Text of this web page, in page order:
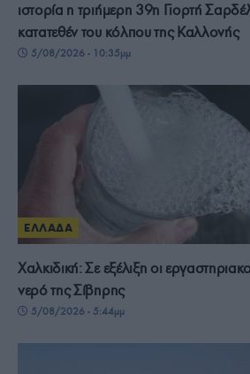
ιστορία η τριήμερη 39η Γιορτή
κατατεθέν του κόλπου της Καλλονής
5/08/2026 - 10:35μμ
ΕΛΛΑΔΑ
Χαλκιδική: Σε εξέλιξη οι
νερό της Σίβηρης
5/08/2026 - 5:44μμ